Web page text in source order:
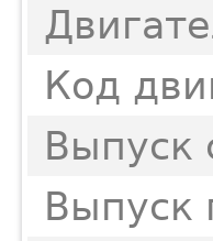
Код
Выпуск
Выпуск